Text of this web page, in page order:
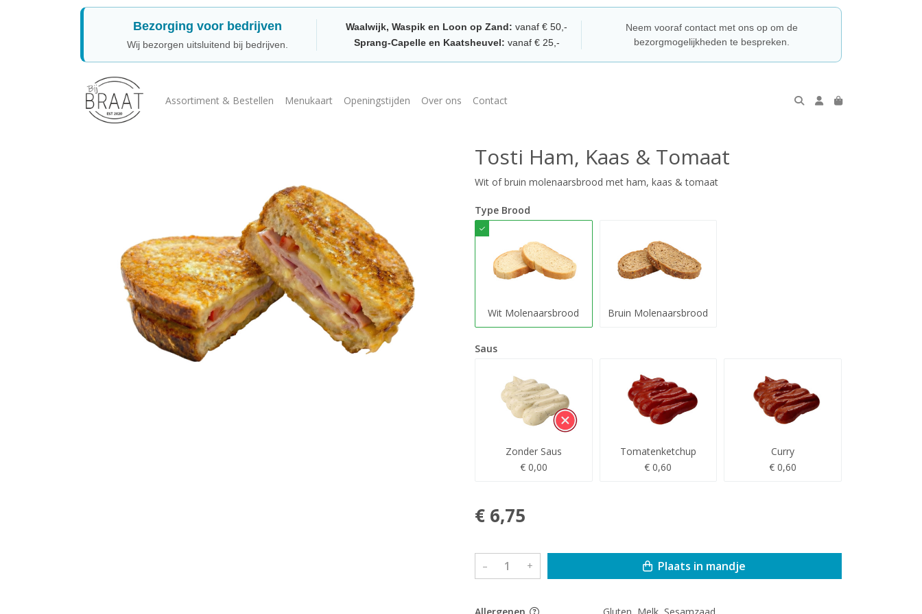
Bezorging voor bedrijven
Wij bezorgen uitsluitend bij bedrijven.
Waalwijk, Waspik en Loon op Zand: vanaf € 50,-
Sprang-Capelle en Kaatsheuvel: vanaf € 25,-
Neem vooraf contact met ons op om de
bezorgmogelijkheden te bespreken.
Assortiment & Bestellen Menukaart Openingstijden Over ons Contact
Tosti Ham, Kaas & Tomaat
Wit of bruin molenaarsbrood met ham, kaas & tomaat
Type Brood
Wit Molenaarsbrood Bruin Molenaarsbrood
Saus
Zonder Saus
€ 0,00
Tomatenketchup
€ 0,60
Curry
€ 0,60
€ 6,75
– + Plaats in mandje